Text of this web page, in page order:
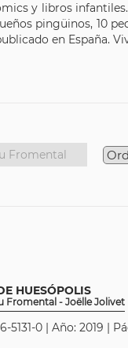
y libros
pingüinos, 10
en España.
HUESÓPOLIS
Fromental - Joëlle Jolivet
5131-0 | Año: 2019 |